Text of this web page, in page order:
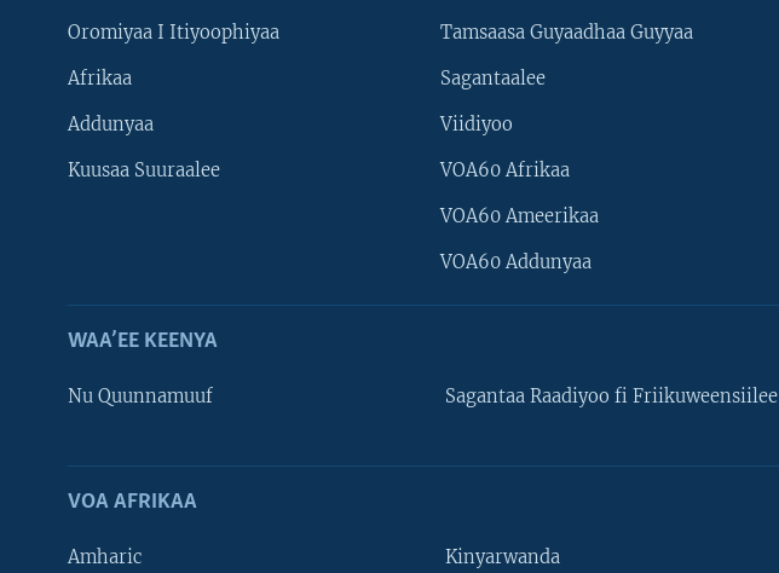
NU HORDOFAA
Oromiyaa I Itiyoophiyaa
Afrikaa
Addunyaa
Kuusaa Suuraalee
Tamsaasa Guyaadhaa Guyyaa
Sagantaalee
Viidiyoo
VOA60 Afrikaa
VOA60 Ameerikaa
VOA60 Addunyaa
WAA’EE KEENYA
Nu Quunnamuuf Sagantaa Raadiyoo fi Friikuweensiilee
VOA AFRIKAA
Amharic Kinyarwanda